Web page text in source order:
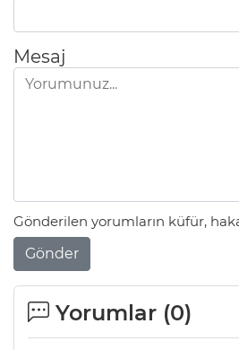
Mesaj
Gönderilen yorumların küfür,
Gönder
Yorumlar (0)